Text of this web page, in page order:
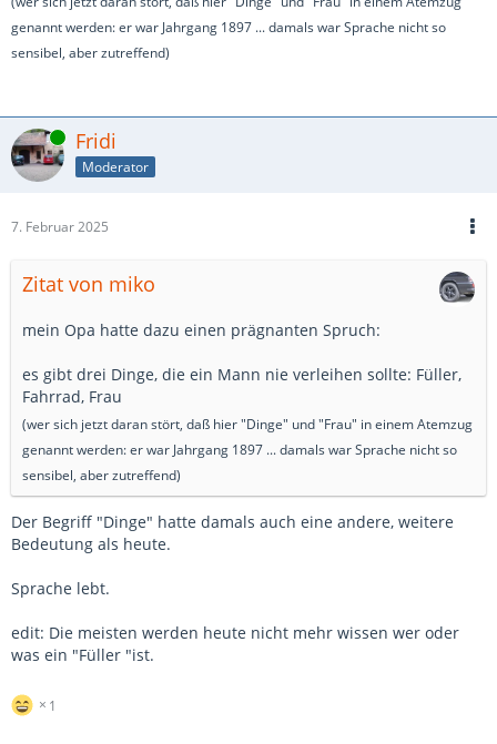
genannt werden: er war Jahrgang 1897 ... damals war Sprache nicht so
sensibel, aber zutreffend)
Online Fridi
Moderator
7. Februar 2025
Zitat von miko
mein Opa hatte dazu einen prägnanten Spruch:
es gibt drei Dinge, die ein Mann nie verleihen sollte: Füller,
Fahrrad, Frau
(wer sich jetzt daran stört, daß hier "Dinge" und "Frau" in einem Atemzug
genannt werden: er war Jahrgang 1897 ... damals war Sprache nicht so
sensibel, aber zutreffend)
Der Begriff "Dinge" hatte damals auch eine andere, weitere
Bedeutung als heute.
Sprache lebt.
edit: Die meisten werden heute nicht mehr wissen wer oder
was ein "Füller "ist.
1